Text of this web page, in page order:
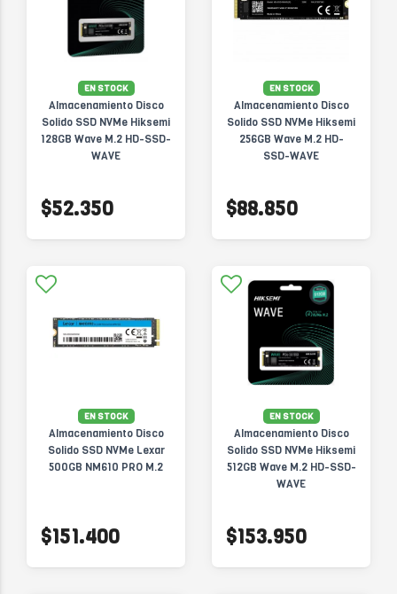
EN STOCK
Almacenamiento Disco
Solido SSD NVMe Hiksemi
128GB Wave M.2 HD-SSD-
WAVE
$52.350
EN STOCK
Almacenamiento Disco
Solido SSD NVMe Hiksemi
256GB Wave M.2 HD-
SSD-WAVE
$88.850
EN STOCK
Almacenamiento Disco
Solido SSD NVMe Lexar
500GB NM610 PRO M.2
$151.400
EN STOCK
Almacenamiento Disco
Solido SSD NVMe Hiksemi
512GB Wave M.2 HD-SSD-
WAVE
$153.950